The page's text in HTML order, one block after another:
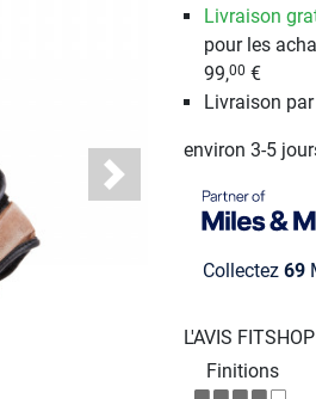
Next
Livraison
pour les
99,00 €
Livraison
environ 3-5
Collectez 69
L'AVIS
Finitions